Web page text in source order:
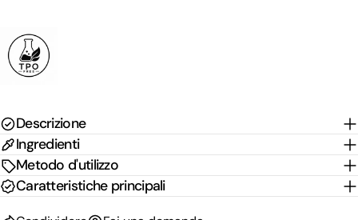
Descrizione
Ingredienti
Metodo d'utilizzo
Caratteristiche principali